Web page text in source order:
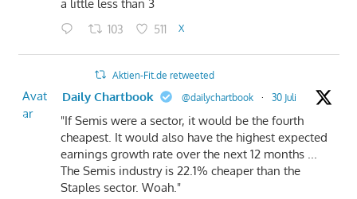
a little less than 3
103 511 X
Aktien-Fit.de retweeted
Avat
ar
Daily Chartbook @dailychartbook · 30 Juli
"If Semis were a sector, it would be the fourth
cheapest. It would also have the highest expected
earnings growth rate over the next 12 months ...
The Semis industry is 22.1% cheaper than the
Staples sector. Woah."